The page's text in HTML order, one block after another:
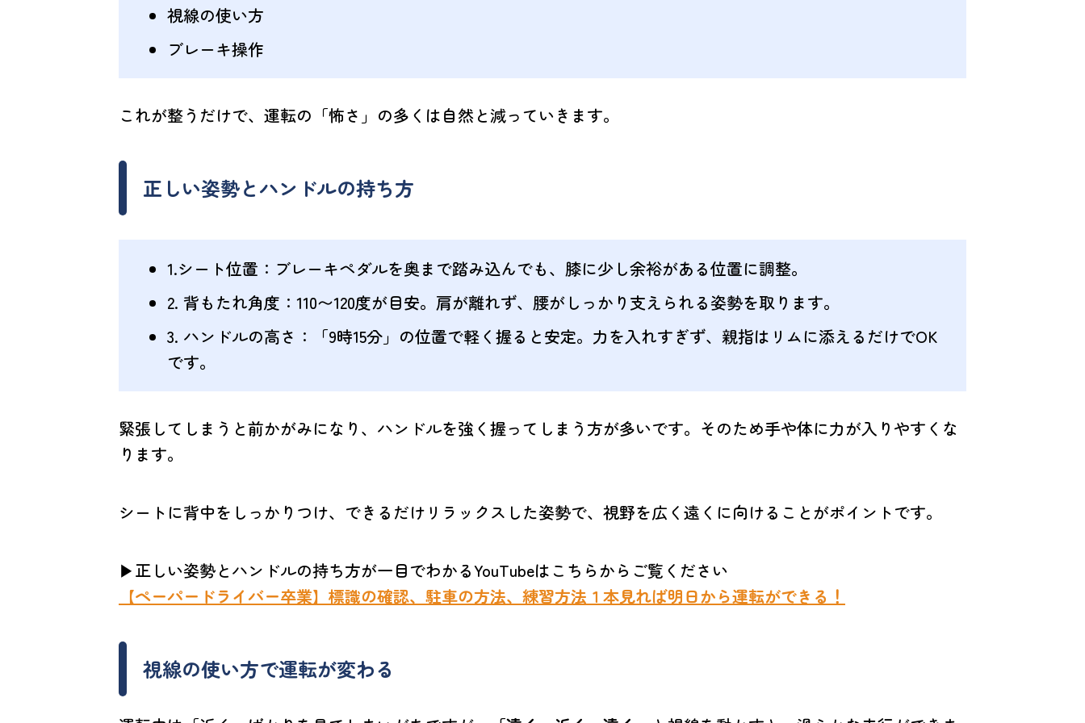
視線の使い方
ブレーキ操作
これが整うだけで、運転の「怖さ」の多くは自然と減っていきます。
正しい姿勢とハンドルの持ち方
1.シート位置 ：ブレーキペダルを奥まで踏み込んでも、膝に少し余裕がある位置に調整。
2. 背もたれ角度 ：110〜120度が目安。肩が離れず、腰がしっかり支えられる姿勢を取ります。
3. ハンドルの高さ ：「9時15分」の位置で軽く握ると安定。力を入れすぎず、親指はリムに添えるだけでOK
です。
緊張してしまうと前かがみになり、ハンドルを強く握ってしまう方が多いです。そのため手や体に力が入りやすくな
ります。
シートに背中をしっかりつけ、できるだけリラックスした姿勢で、視野を広く遠くに向けることがポイントです。
▶︎正しい姿勢とハンドルの持ち方が一目でわかるYouTubeはこちらからご覧ください
【ペーパードライバー卒業】標識の確認、駐車の方法、練習方法１本見れば明日から運転ができる！
視線の使い方で運転が変わる